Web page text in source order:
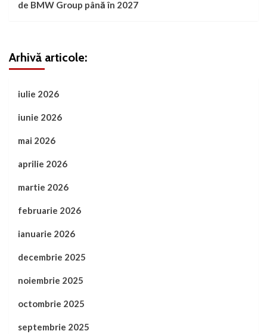
de BMW Group până în 2027
Arhivă articole:
iulie 2026
iunie 2026
mai 2026
aprilie 2026
martie 2026
februarie 2026
ianuarie 2026
decembrie 2025
noiembrie 2025
octombrie 2025
septembrie 2025